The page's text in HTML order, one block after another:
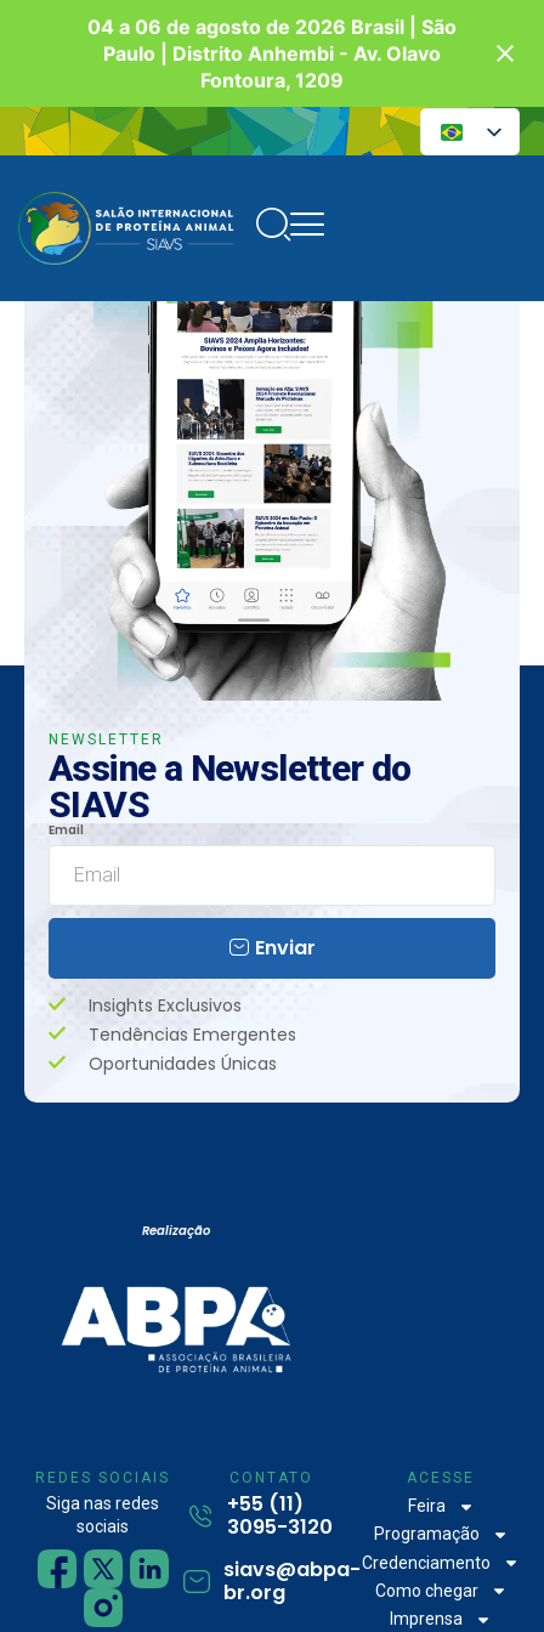
04 a 06 de agosto de 2026 Brasil | São
Paulo | Distrito Anhembi - Av. Olavo
Fontoura, 1209
NEWSLETTER
Assine a Newsletter do
SIAVS
Email
Enviar
Insights Exclusivos
Tendências Emergentes
Oportunidades Únicas
Realização
REDES SOCIAIS
Siga nas redes
sociais
CONTATO
+55 (11)
3095-3120
siavs@abpa-
br.org
ACESSE
Feira
Programação
Credenciamento
Como chegar
Imprensa